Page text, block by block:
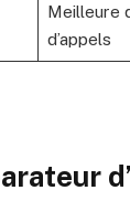
Meilleure
d’appels